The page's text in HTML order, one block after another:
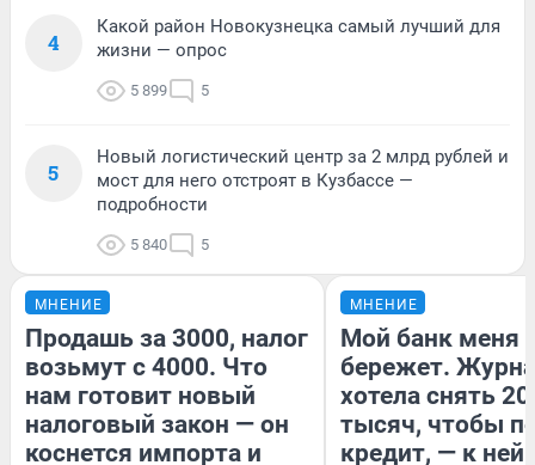
4
Какой район Новокузнецка самый лучший для
жизни — опрос
5 899 5
5
Новый логистический центр за 2 млрд рублей и
мост для него отстроят в Кузбассе —
подробности
5 840 5
МНЕНИЕ
Продашь за 3000, налог
возьмут с 4000. Что
нам готовит новый
налоговый закон — он
коснется импорта и
МНЕНИЕ
Мой банк меня
бережет.
хотела снять
тысяч, чтобы
кредит, — к